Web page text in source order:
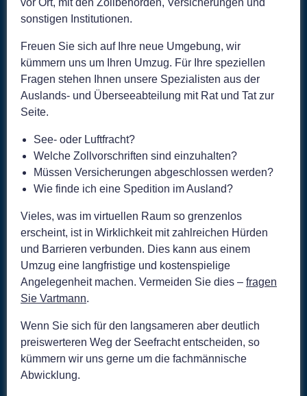
vor Ort, mit den Zollbehörden, Versicherungen und
sonstigen Institutionen.
Freuen Sie sich auf Ihre neue Umgebung, wir
kümmern uns um Ihren Umzug. Für Ihre speziellen
Fragen stehen Ihnen unsere Spezialisten aus der
Auslands- und Überseeabteilung mit Rat und Tat zur
Seite.
See- oder Luftfracht?
Welche Zollvorschriften sind einzuhalten?
Müssen Versicherungen abgeschlossen werden?
Wie finde ich eine Spedition im Ausland?
Vieles, was im virtuellen Raum so grenzenlos
erscheint, ist in Wirklichkeit mit zahlreichen Hürden
und Barrieren verbunden. Dies kann aus einem
Umzug eine langfristige und kostenspielige
Angelegenheit machen. Vermeiden Sie dies – fragen
Sie Vartmann.
Wenn Sie sich für den langsameren aber deutlich
preiswerteren Weg der Seefracht entscheiden, so
kümmern wir uns gerne um die fachmännische
Abwicklung.